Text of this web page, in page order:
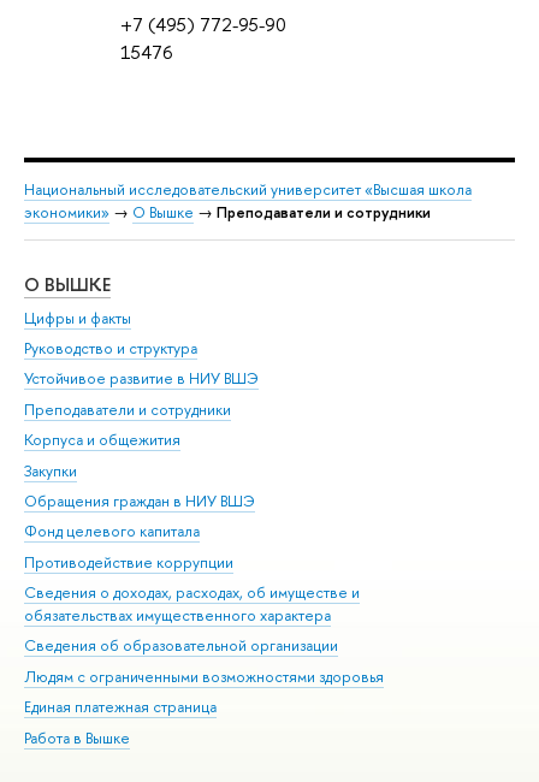
+7 (495) 772-95-90
15476
Национальный исследовательский университет «Высшая школа
экономики» → О Вышке → Преподаватели и сотрудники
О ВЫШКЕ
Цифры и факты
Руководство и структура
Устойчивое развитие в НИУ ВШЭ
Преподаватели и сотрудники
Корпуса и общежития
Закупки
Обращения граждан в НИУ ВШЭ
Фонд целевого капитала
Противодействие коррупции
Сведения о доходах, расходах, об имуществе и
обязательствах имущественного характера
Сведения об образовательной организации
Людям с ограниченными возможностями здоровья
Единая платежная страница
Работа в Вышке